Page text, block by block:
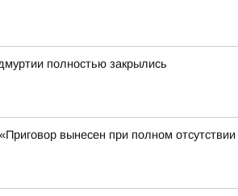
полностью закрылись
вынесен при полном отсутствии